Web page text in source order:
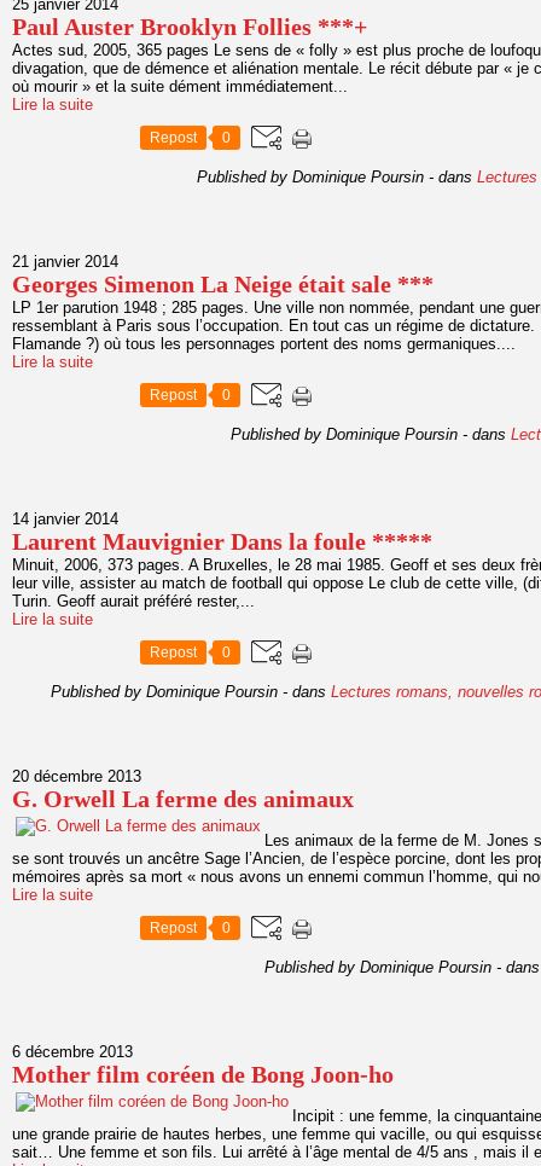
25 janvier 2014
Paul Auster Brooklyn Follies ***+
Actes sud, 2005, 365 pages Le sens de « folly » est plus proche de
divagation, que de démence et aliénation mentale. Le récit débute par « je
où mourir » et la suite dément immédiatement...
Lire la suite
Repost 0
Published by Dominique Poursin - dans
21 janvier 2014
Georges Simenon La Neige était sale ***
LP 1er parution 1948 ; 285 pages. Une ville non nommée, pendant une
ressemblant à Paris sous l’occupation. En tout cas un régime de
Flamande ?) où tous les personnages portent des noms germaniques....
Lire la suite
Repost 0
Published by Dominique Poursin - dans
14 janvier 2014
Laurent Mauvignier Dans la foule *****
Minuit, 2006, 373 pages. A Bruxelles, le 28 mai 1985. Geoff et ses deux
leur ville, assister au match de football qui oppose Le club de cette ville,
Turin. Geoff aurait préféré rester,...
Lire la suite
Repost 0
Published by Dominique Poursin - dans Lectures romans, nouvelles
20 décembre 2013
G. Orwell La ferme des animaux
Les animaux de la ferme de M. Jones
se sont trouvés un ancêtre Sage l’Ancien, de l’espèce porcine, dont les
mémoires après sa mort « nous avons un ennemi commun l’homme, qui
Lire la suite
Repost 0
Published by Dominique Poursin -
6 décembre 2013
Mother film coréen de Bong Joon-ho
Incipit : une femme, la
une grande prairie de hautes herbes, une femme qui vacille, ou qui
sait… Une femme et son fils. Lui arrêté à l’âge mental de 4/5 ans , mais il